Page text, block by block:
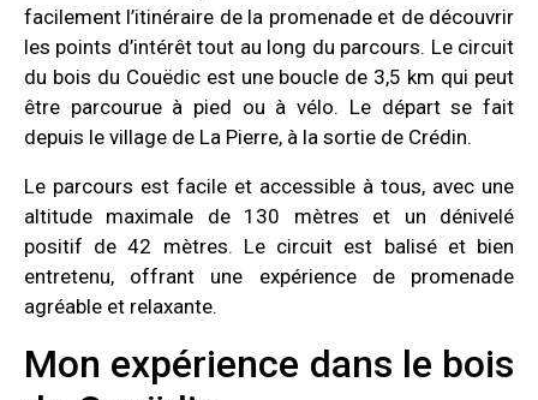
facilement l’itinéraire de la promenade et de découvrir
les points d’intérêt tout au long du parcours. Le circuit
du bois du Couëdic est une boucle de 3,5 km qui peut
être parcourue à pied ou à vélo. Le départ se fait
depuis le village de La Pierre, à la sortie de Crédin.
Le parcours est facile et accessible à tous, avec une
altitude maximale de 130 mètres et un dénivelé
positif de 42 mètres. Le circuit est balisé et bien
entretenu, offrant une expérience de promenade
agréable et relaxante.
Mon expérience dans le bois